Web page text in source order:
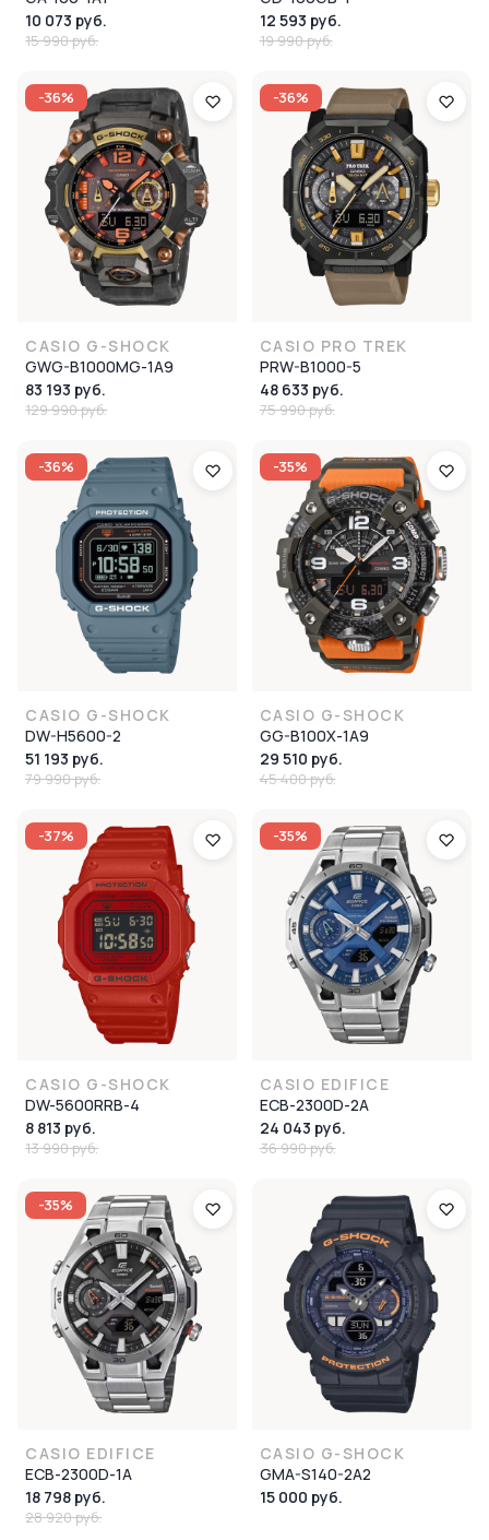
10 073 руб.
15 990 руб.
12 593 руб.
19 990 руб.
-36%
CASIO G-SHOCK
GWG-B1000MG-1A9
83 193 руб.
129 990 руб.
-36%
CASIO PRO TREK
PRW-B1000-5
48 633 руб.
75 990 руб.
-36%
CASIO G-SHOCK
DW-H5600-2
51 193 руб.
79 990 руб.
-35%
CASIO G-SHOCK
GG-B100X-1A9
29 510 руб.
45 400 руб.
-37%
CASIO G-SHOCK
DW-5600RRB-4
8 813 руб.
13 990 руб.
-35%
CASIO EDIFICE
ECB-2300D-2A
24 043 руб.
36 990 руб.
-35%
CASIO EDIFICE
ECB-2300D-1A
18 798 руб.
28 920 руб.
CASIO G-SHOCK
GMA-S140-2A2
15 000 руб.